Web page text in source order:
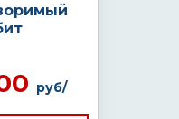
руб/